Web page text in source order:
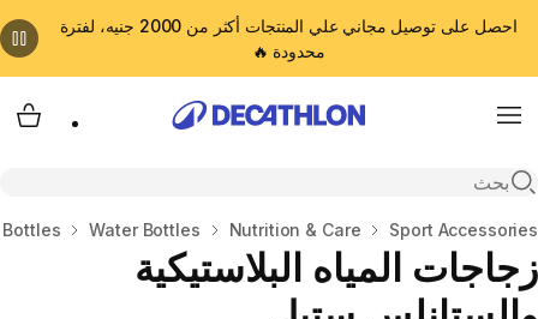
احصل على توصيل مجاني علي المنتجات أكثر من 2000 جنيه، لفترة
محدودة 🔥
Menu
Open search
المنزل
Sport Accessories
Nutrition & Care
Water Bottles
زجاجات المياه البلاستيكية